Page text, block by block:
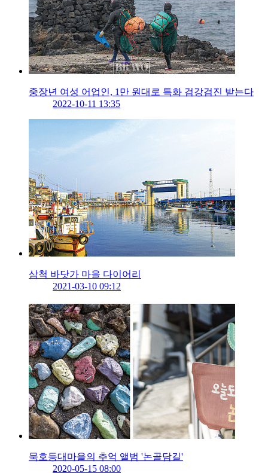
중장년 여성 어업인, 1만 원대로 특화 검강검진 받는다
2022-10-11 13:35
삼척 바닷가 마을 다이어리
2021-03-10 09:12
묵호등대마을의 추억 앨범 '논골담길'
2020-05-15 08:00